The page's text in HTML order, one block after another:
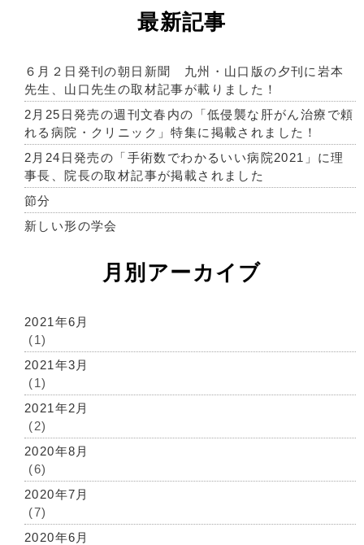
最新記事
６月２日発刊の朝日新聞 九州・山口版の夕刊に岩本
先生、山口先生の取材記事が載りました！
2月25日発売の週刊文春内の「低侵襲な肝がん治療で頼
れる病院・クリニック」特集に掲載されました！
2月24日発売の「手術数でわかるいい病院2021」に理
事長、院長の取材記事が掲載されました
節分
新しい形の学会
月別アーカイブ
2021年6月
(1)
2021年3月
(1)
2021年2月
(2)
2020年8月
(6)
2020年7月
(7)
2020年6月